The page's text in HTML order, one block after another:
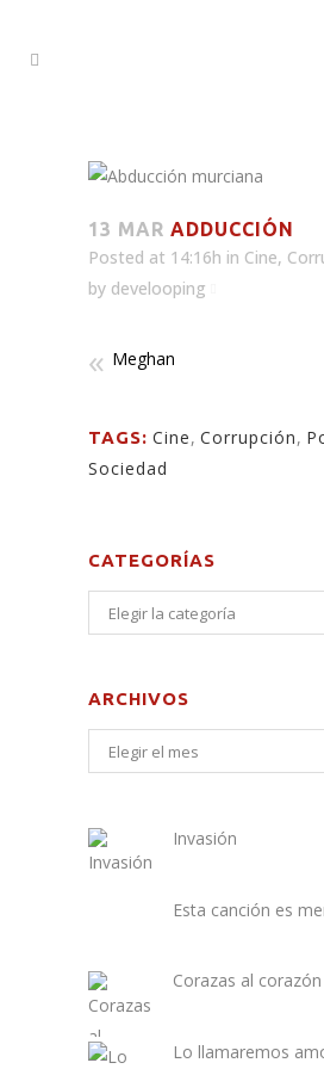
13 MAR ADDUCCIÓN
Posted at 14:16h in Cine,
by develooping
Meghan
TAGS: Cine, Corrupción,
Sociedad
CATEGORÍAS
ARCHIVOS
Invasión
Esta canción es
Corazas al corazón
Lo llamaremos